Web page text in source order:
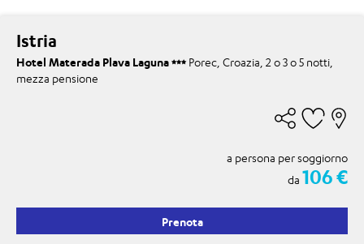
Istria
Hotel Materada Plava Laguna
Porec, Croazia, 2 o 3 o 5 notti,
mezza pensione
a persona per soggiorno
da 106 €
Prenota